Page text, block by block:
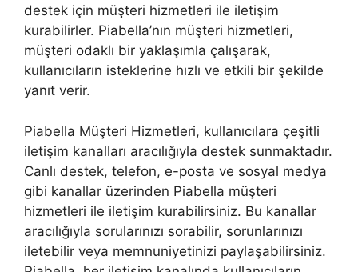
destek için müşteri hizmetleri ile iletişim
kurabilirler. Piabella’nın müşteri hizmetleri,
müşteri odaklı bir yaklaşımla çalışarak,
kullanıcıların isteklerine hızlı ve etkili bir şekilde
yanıt verir.
Piabella Müşteri Hizmetleri, kullanıcılara çeşitli
iletişim kanalları aracılığıyla destek sunmaktadır.
Canlı destek, telefon, e-posta ve sosyal medya
gibi kanallar üzerinden Piabella müşteri
hizmetleri ile iletişim kurabilirsiniz. Bu kanallar
aracılığıyla sorularınızı sorabilir, sorunlarınızı
iletebilir veya memnuniyetinizi paylaşabilirsiniz.